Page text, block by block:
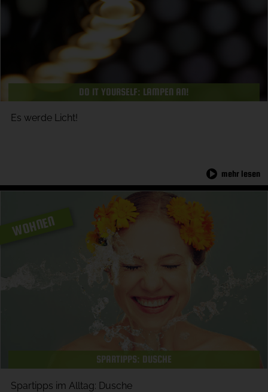
DO IT YOURSELF: LAMPEN AN!
Es werde Licht!
mehr lesen
SPARTIPPS: DUSCHE
WOHNEN
Spartipps im Alltag: Dusche